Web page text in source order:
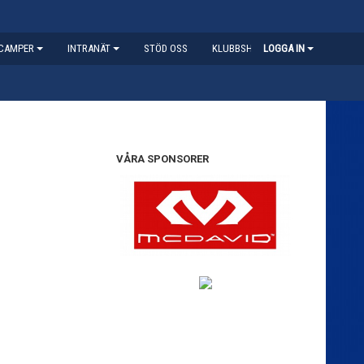
INTRANÄT STÖD OSS KLUBBSHOPLOGGA IN
VÅRA SPONSORER